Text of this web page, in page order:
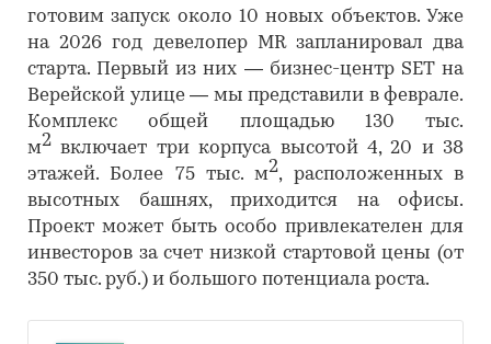
готовим запуск около 10 новых объектов. Уже
на 2026 год девелопер MR запланировал два
старта. Первый из них — бизнес-центр SET на
Верейской улице — мы представили в феврале.
Комплекс общей площадью 130 тыс.
м2 включает три корпуса высотой 4, 20 и 38
этажей. Более 75 тыс. м2, расположенных в
высотных башнях, приходится на офисы.
Проект может быть особо привлекателен для
инвесторов за счет низкой стартовой цены (от
350 тыс. руб.) и большого потенциала роста.